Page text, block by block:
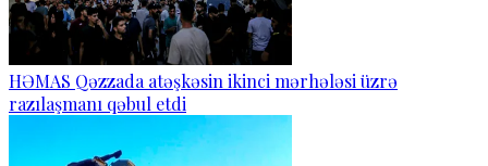
HƏMAS Qəzzada atəşkəsin ikinci mərhələsi üzrə
razılaşmanı qəbul etdi